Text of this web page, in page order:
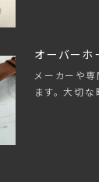
オーバーホ
メーカーや専
ます。 大切